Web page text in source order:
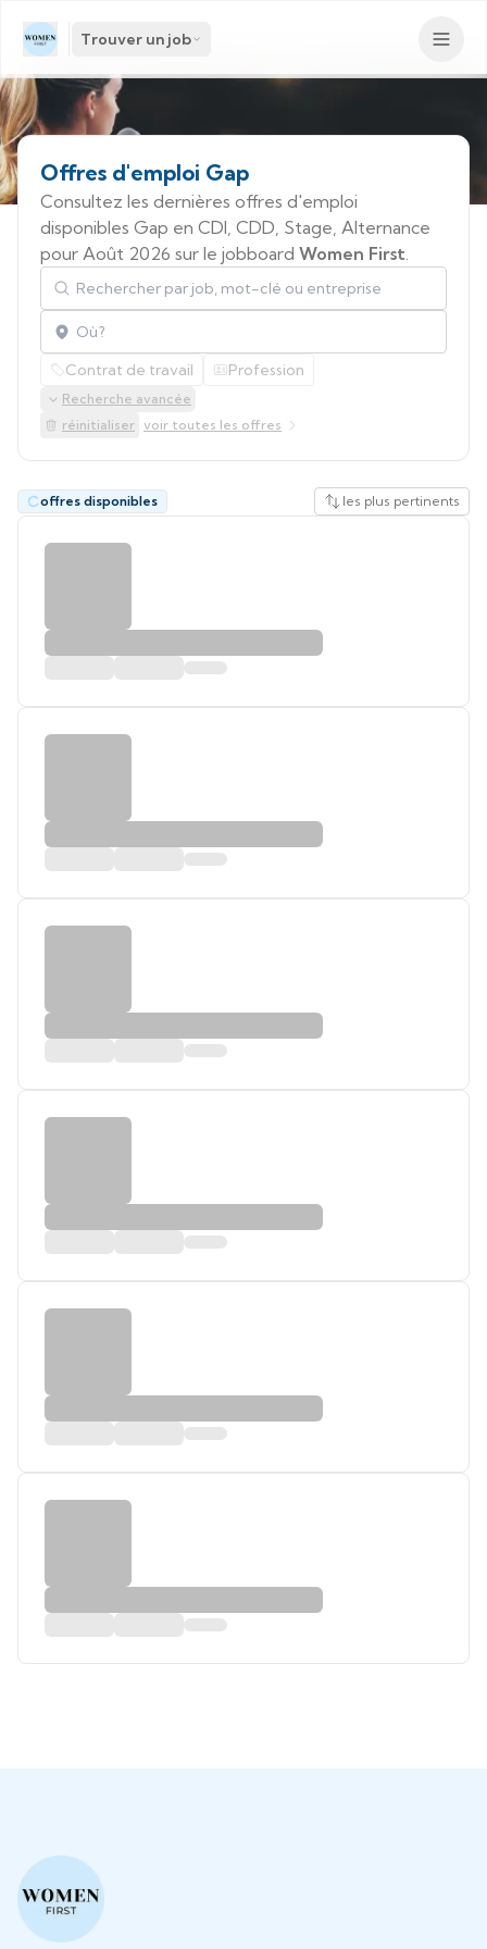
Trouver un job
Offres d'emploi Gap
Consultez les dernières offres d'emploi
disponibles Gap en CDI, CDD, Stage, Alternance
pour Août 2026 sur le jobboard Women First.
Rechercher par job, mot-clé ou entreprise
Localisation
Contrat de travail Profession
Recherche avancée
réinitialiser voir toutes les offres
offres disponibles les plus pertinents